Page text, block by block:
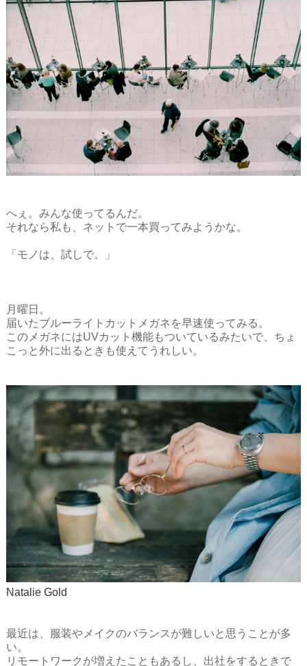
へぇ。みんな使ってるんだ。
それなら私も、ネットで一本買ってみようかな。
「モノは、試しで。」
月曜日。
届いたブルーライトカットメガネを早速使ってみる。
このメガネにはUVカット機能もついているみたいで、ちょ
こっと外に出るときも使えてうれしい。
Natalie Gold
最近は、服装やメイクのバランスが難しいと思うことが多
い。
リモートワークが増えたこともあるし、出社をするときで